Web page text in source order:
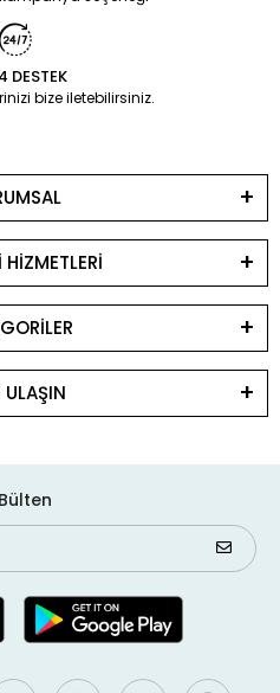
DESTEK
bize iletebilirsiniz.
HİZMETLERİ
ULAŞIN